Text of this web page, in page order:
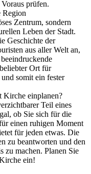
prüfen.
Region
Zentrum, sondern
Leben der Stadt.
Geschichte der
aus aller Welt an,
Ort für
somit ein fester
Kirche einplanen?
Teil eines
ob Sie sich für die
einen ruhigen Moment
für jeden etwas. Die
zu beantworten und den
zu machen. Planen Sie
ein!